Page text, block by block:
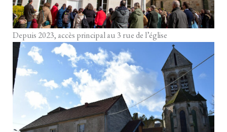
Depuis 2023, accès principal au 3 rue de l’église